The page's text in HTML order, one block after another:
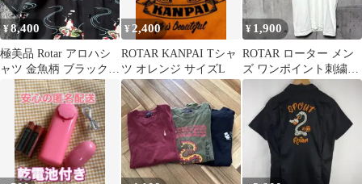
¥8,400
極美品 Rotar アロハシ
ャツ 金魚柄 ブラック L
サイズ ローター 総柄
¥ 2,400
ROTAR KANPAI Tシャ
ツ オレンジ サイズL
¥ 1,900
ROTAR ローター メン
ズ ワンポイント刺繍T
Tシャツ M ホワイト